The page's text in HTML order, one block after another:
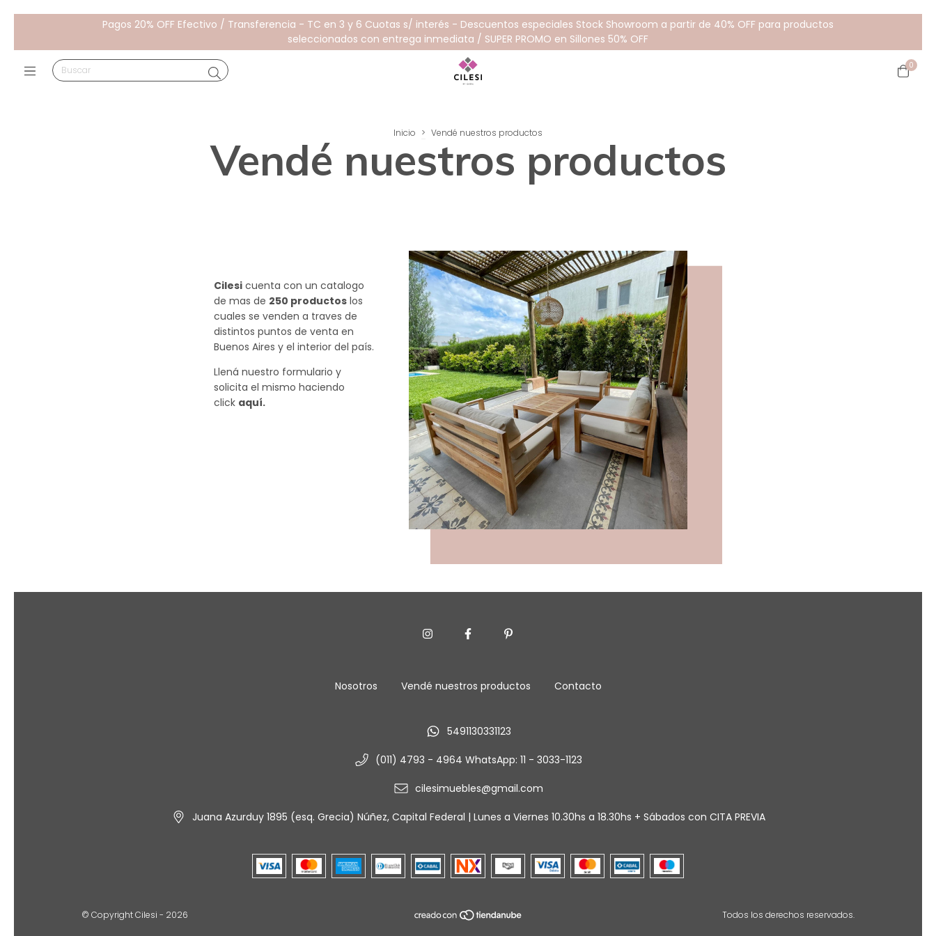
Pagos 20% OFF Efectivo / Transferencia - TC en 3 y 6 Cuotas s/ interés - Descuentos especiales Stock Showroom a partir de 40% OFF para productos
seleccionados con entrega inmediata / SUPER PROMO en Sillones 50% OFF
0
Inicio > Vendé nuestros productos
Vendé nuestros productos
Cilesi cuenta con un catalogo
de mas de 250 productos los
cuales se venden a traves de
distintos puntos de venta en
Buenos Aires y el interior del país.
Llená nuestro formulario y
solicita el mismo haciendo
click aquí.
Nosotros Vendé nuestros productos Contacto
5491130331123
(011) 4793 - 4964 WhatsApp: 11 - 3033-1123
cilesimuebles@gmail.com
Juana Azurduy 1895 (esq. Grecia) Núñez, Capital Federal | Lunes a Viernes 10.30hs a 18.30hs + Sábados con CITA PREVIA
© Copyright Cilesi - 2026 Todos los derechos reservados.